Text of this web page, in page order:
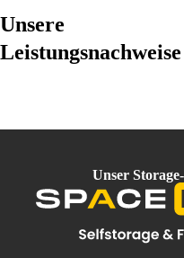
Unsere
Leistungsnachweise
Unser